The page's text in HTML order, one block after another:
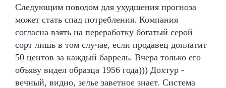
Следующим поводом для ухудшения прогноза
может стать спад потребления. Компания
согласна взять на переработку богатый серой
сорт лишь в том случае, если продавец доплатит
50 центов за каждый баррель. Вчера только его
объяву видел образца 1956 года))) Дохтур -
вечный, видно, зелье заветное знает. Система